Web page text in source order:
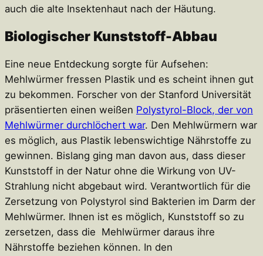
auch die alte Insektenhaut nach der Häutung.
Biologischer Kunststoff-Abbau
Eine neue Entdeckung sorgte für Aufsehen:
Mehlwürmer fressen Plastik und es scheint ihnen gut
zu bekommen. Forscher von der Stanford Universität
präsentierten einen weißen Polystyrol-Block, der von
Mehlwürmer durchlöchert war. Den Mehlwürmern war
es möglich, aus Plastik lebenswichtige Nährstoffe zu
gewinnen. Bislang ging man davon aus, dass dieser
Kunststoff in der Natur ohne die Wirkung von UV-
Strahlung nicht abgebaut wird. Verantwortlich für die
Zersetzung von Polystyrol sind Bakterien im Darm der
Mehlwürmer. Ihnen ist es möglich, Kunststoff so zu
zersetzen, dass die Mehlwürmer daraus ihre
Nährstoffe beziehen können. In den